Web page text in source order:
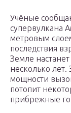
Учёные
супервулкана
метровым
последствия
Земле
несколько лет.
мощности
потопит
прибрежные